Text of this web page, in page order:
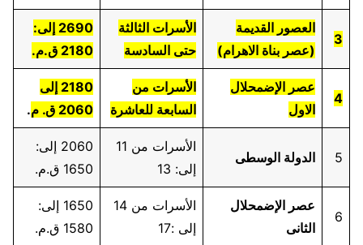
3
العصور القديمة
(عصر بناة الاهرام)
الأسرات الثالثة
حتى السادسة
2690 إلى:
2180 ق.م.
4
عصر الإضمحلال
الاول
الأسرات من
السابعة للعاشرة
2180 إلى
2060 ق. م
.
5 الدولة الوسطى
الأسرات من 11
إلى: 13
2060 إلى:
1650 ق.م.
6
عصر الإضمحلال
الثانى
الأسرات من 14
إلى :17
1650 إلى:
1580 ق.م.